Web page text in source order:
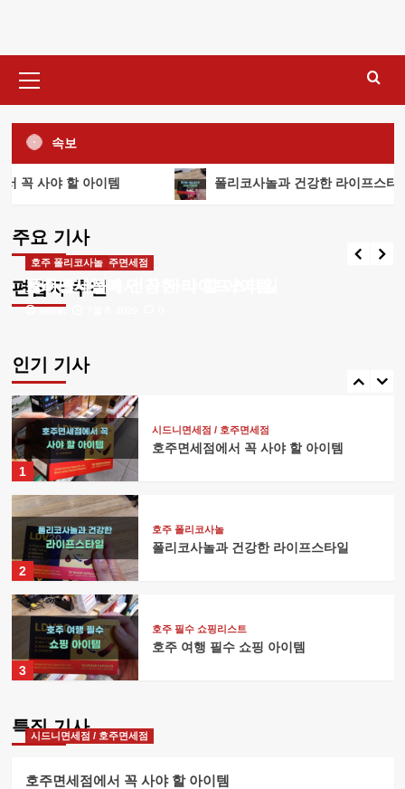
츠
건
너
기
본
메
뉴
속보
꼭 사야 할 아이템 폴리코사놀과 건강한 라이프스타일
주요 기사
admin 7월 8, 2026
편집자 추천
시드니면세점 / 호주면세점
호주면세점에서 꼭 사야 할 아이템
admin
호주 폴리코사놀
폴리코사놀과 건강한 라이프스타일
admin
인기 기사
4
5
1
시드니면세점 / 호주면세점
호주면세점에서 꼭 사야 할 아이템
2
호주 폴리코사놀
폴리코사놀과 건강한 라이프스타일
3
호주 필수 쇼핑리스트
호주 여행 필수 쇼핑 아이템
LDV20 부모님 선물
LDV20 부모님 선물 최적 가이드
특집 기사
시드니면세점 / 호주면세점
호주면세점에서 꼭 사야 할 아이템